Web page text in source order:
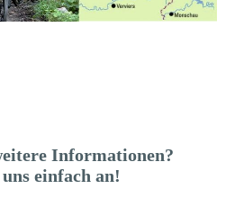
Informationen?
einfach an!